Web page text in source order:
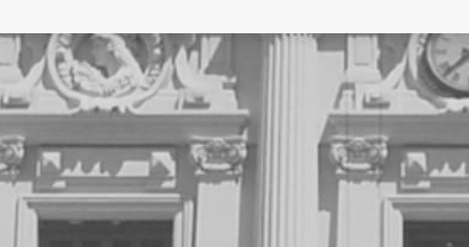
Biología
Física
Geociencias
Informática
Matemática
Investigadores
Estudiantes
Egresados